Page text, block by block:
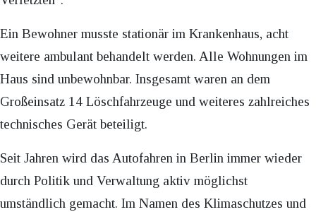
Ein Bewohner musste stationär im Krankenhaus, acht
weitere ambulant behandelt werden. Alle Wohnungen im
Haus sind unbewohnbar. Insgesamt waren an dem
Großeinsatz 14 Löschfahrzeuge und weiteres zahlreiches
technisches Gerät beteiligt.
Seit Jahren wird das Autofahren in Berlin immer wieder
durch Politik und Verwaltung aktiv möglichst
umständlich gemacht. Im Namen des Klimaschutzes und